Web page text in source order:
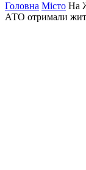
Головна Місто На
АТО отримали